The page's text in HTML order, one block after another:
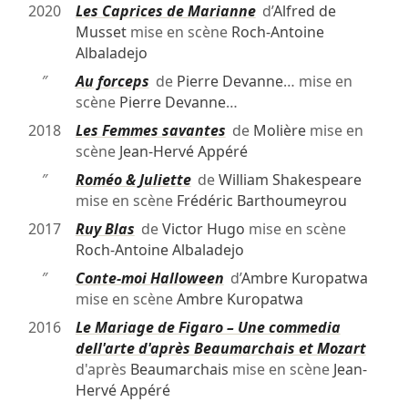
2020
Les Caprices de Marianned’Alfred de
Mussetmise en scène Roch-Antoine
Albaladejo
″
Au forceps de Pierre Devanne… mise en
scène Pierre Devanne…
2018
Les Femmes savantes de Molièremise en
scène Jean-Hervé Appéré
″
Roméo & JuliettedeWilliam Shakespeare
mise en scène Frédéric Barthoumeyrou
2017
Ruy Blas deVictor Hugo mise en scène
Roch-Antoine Albaladejo
″
Conte-moi Halloween d’Ambre Kuropatwa
mise en scèneAmbre Kuropatwa
2016
Le Mariage de Figaro – Une commedia
dell'arte d'après Beaumarchais et Mozart
d'après Beaumarchais mise en scène Jean-
Hervé Appéré